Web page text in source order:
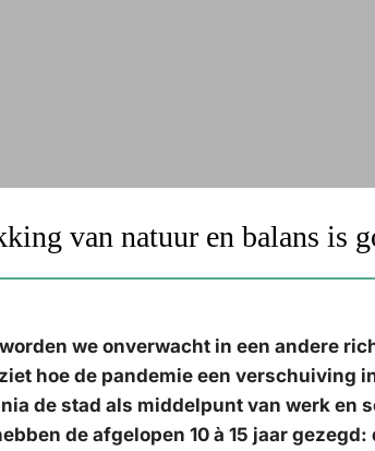
van natuur en balans is
we onverwacht in een andere
hoe de pandemie een verschuiving
de stad als middelpunt van werk en
de afgelopen 10 à 15 jaar